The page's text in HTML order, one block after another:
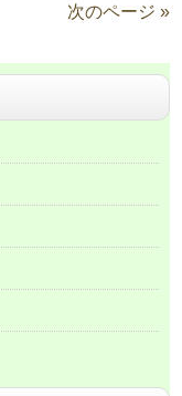
次のページ »